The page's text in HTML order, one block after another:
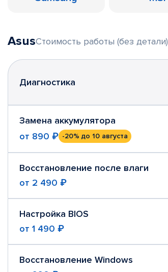
AsusСтоимость работы (без детали)
Диагностика
Замена аккумулятора
от 890 ₽ -20% до 10 августа
Восстановление после влаги
от 2 490 ₽
Настройка BIOS
от 1 490 ₽
Восстановление Windows